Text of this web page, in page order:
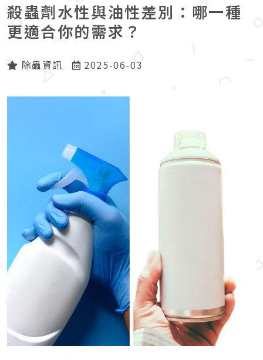
殺蟲劑水性與油性差別：哪一種
更適合你的需求？
除蟲資訊 2025-06-03